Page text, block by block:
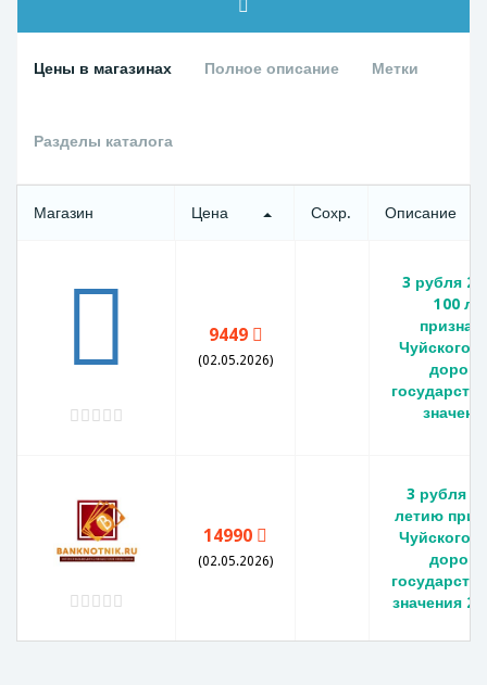
Цены в магазинах Полное описание Метки
Разделы каталога
Магазин Цена Сохр. Описание
9449
(02.05.2026)
3 рубля
100
Чуйского
14990
(02.05.2026)
3 рубля К
летию
Чуйского
значения